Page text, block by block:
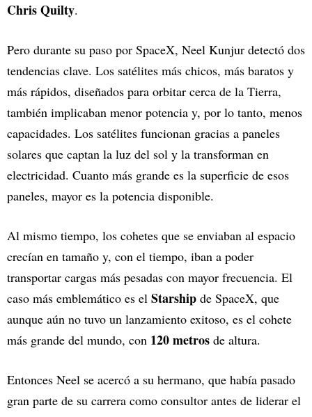
Chris Quilty.
Pero durante su paso por SpaceX, Neel Kunjur detectó dos
tendencias clave. Los satélites más chicos, más baratos y
más rápidos, diseñados para orbitar cerca de la Tierra,
también implicaban menor potencia y, por lo tanto, menos
capacidades. Los satélites funcionan gracias a paneles
solares que captan la luz del sol y la transforman en
electricidad. Cuanto más grande es la superficie de esos
paneles, mayor es la potencia disponible.
Al mismo tiempo, los cohetes que se enviaban al espacio
crecían en tamaño y, con el tiempo, iban a poder
transportar cargas más pesadas con mayor frecuencia. El
caso más emblemático es el Starship de SpaceX, que
aunque aún no tuvo un lanzamiento exitoso, es el cohete
más grande del mundo, con 120 metros de altura.
Entonces Neel se acercó a su hermano, que había pasado
gran parte de su carrera como consultor antes de liderar el